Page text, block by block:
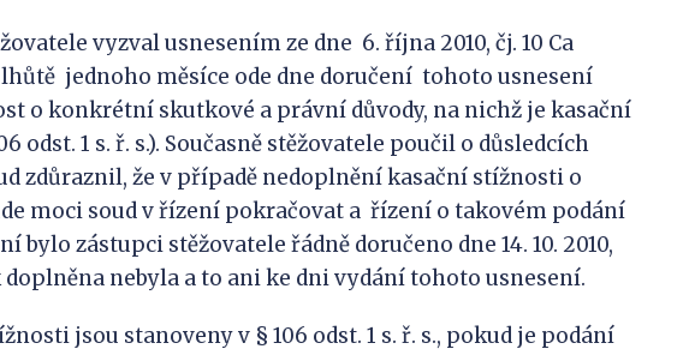
vyzval usnesením ze dne 6. října 2010, čj. 10 Ca
lhůtě jednoho měsíce ode dne doručení tohoto usnesení
o konkrétní skutkové a právní důvody, na nichž je kasační
odst. 1 s. ř. s.). Současně stěžovatele poučil o důsledcích
zdůraznil, že v případě nedoplnění kasační stížnosti o
moci soud v řízení pokračovat a řízení o takovém podání
bylo zástupci stěžovatele řádně doručeno dne 14. 10. 2010,
nebyla a to ani ke dni vydání tohoto usnesení.
jsou stanoveny v § 106 odst. 1 s. ř. s., pokud je podání